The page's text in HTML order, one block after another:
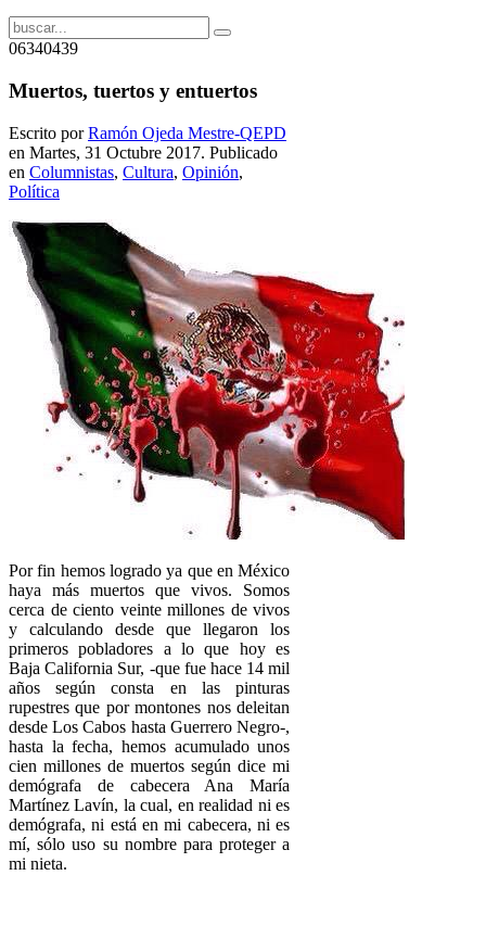
06340439
Muertos, tuertos y entuertos
Escrito porRamón Ojeda Mestre-QEPD
en Martes, 31 Octubre 2017. Publicado
en Columnistas, Cultura, Opinión,
Política
Por fin hemos logrado ya que en México
haya más muertos que vivos. Somos
cerca de ciento veinte millones de vivos
y calculando desde que llegaron los
primeros pobladores a lo que hoy es
Baja California Sur, -que fue hace 14 mil
años según consta en las pinturas
rupestres que por montones nos deleitan
desde Los Cabos hasta Guerrero Negro-,
hasta la fecha, hemos acumulado unos
cien millones de muertos según dice mi
demógrafa de cabecera Ana María
Martínez Lavín, la cual, en realidad ni es
demógrafa, ni está en mi cabecera, ni es
mí, sólo uso su nombre para proteger a
mi nieta.